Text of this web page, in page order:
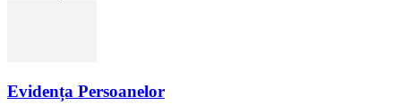
Evidența Persoanelor